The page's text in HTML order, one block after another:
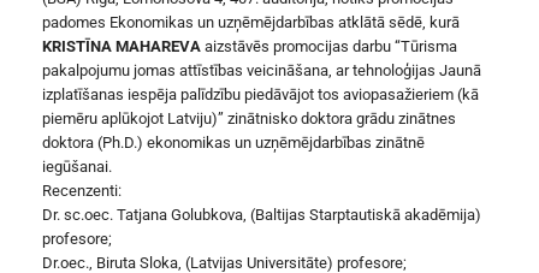
padomes Ekonomikas un uzņēmējdarbības atklātā sēdē, kurā
KRISTĪNA MAHAREVA aizstāvēs promocijas darbu “Tūrisma
pakalpojumu jomas attīstības veicināšana, ar tehnoloģijas Jaunā
izplatīšanas iespēja palīdzību piedāvājot tos aviopasažieriem (kā
piemēru aplūkojot Latviju)” zinātnisko doktora grādu zinātnes
doktora (Ph.D.) ekonomikas un uzņēmējdarbības zinātnē
iegūšanai.
Recenzenti:
Dr. sc.oec. Tatjana Golubkova, (Baltijas Starptautiskā akadēmija)
profesore;
Dr.oec., Biruta Sloka, (Latvijas Universitāte) profesore;